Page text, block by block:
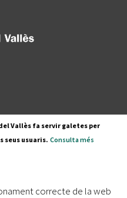
Vallès fa servir galetes per
seus usuaris. Consulta més
correcte de la web